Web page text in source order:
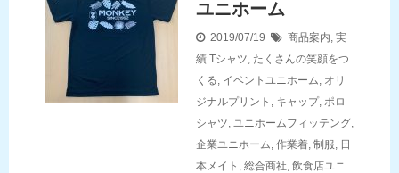
ユニホーム
2019/07/19 商品案内 実
績 Tシャツ たくさんの笑顔をつ
くる イベントユニホーム オリ
ジナルプリント
キャップ, ポロ
シャツ
ユニホームフィッテング
企業ユニホーム 作業着 制服
日
本メイト
総合商社 飲食店ユニ